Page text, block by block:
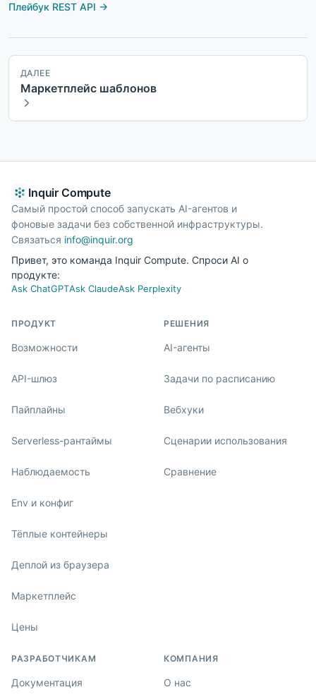
Плейбук REST API →
ДАЛЕЕ
Маркетплейс шаблонов
Inquir Compute
Самый простой способ запускать AI-агентов и
фоновые задачи без собственной инфраструктуры.
Связаться info@inquir.org
Привет, это команда Inquir Compute. Спроси AI о
продукте:
Ask ChatGPTAsk ClaudeAsk Perplexity
ПРОДУКТ
Возможности
API-шлюз
Пайплайны
Serverless-рантаймы
Наблюдаемость
Env и конфиг
Тёплые контейнеры
Деплой из браузера
Маркетплейс
Цены
РЕШЕНИЯ
AI-агенты
Задачи по расписанию
Вебхуки
Сценарии использования
Сравнение
РАЗРАБОТЧИКАМ
Документация
КОМПАНИЯ
О нас